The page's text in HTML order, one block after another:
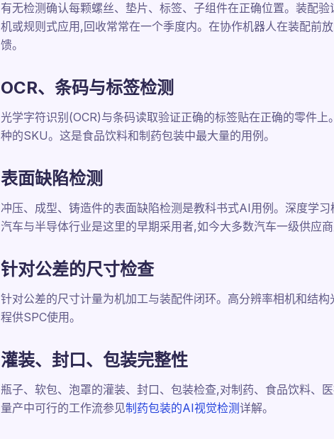
有无检测确认每颗螺丝、垫片、标签、子组件在正确位置。装配
机或规则式应用,回收常常在一个季度内。在协作机器人在装配前
馈。
OCR、条码与标签检测
光学字符识别(OCR)与条码读取验证正确的标签贴在正确的零件
种的SKU。这是食品饮料和制药包装中最大量的用例。
表面缺陷检测
冲压、成型、铸造件的表面缺陷检测是教科书式AI用例。深度学
汽车与半导体行业是这里的早期采用者,如今大多数汽车一级供应
针对公差的尺寸检查
针对公差的尺寸计量为机加工与装配件闭环。高分辨率相机和结
程供SPC使用。
灌装、封口、包装完整性
瓶子、软包、泡罩的灌装、封口、包装检查,对制药、食品饮料、
量产中可行的工作流参见制药包装的AI视觉检测详解。